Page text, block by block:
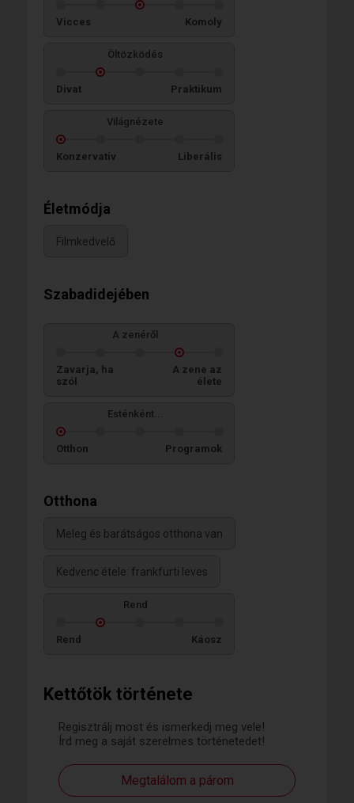
Kettőtök története
Regisztrálj most és ismerkedj meg vele!
Írd meg a saját szerelmes történetedet!
Megtalálom a párom
Vicces Komoly
Öltözködés
Divat Praktikum
Világnézete
Konzervatív Liberális
Életmódja
Filmkedvelő
Szabadidejében
A zenéről
Zavarja, ha
szól
A zene az
élete
Esténként...
Otthon Programok
Otthona
Meleg és barátságos otthona van
Kedvenc étele: frankfurti leves
Rend
Rend Káosz